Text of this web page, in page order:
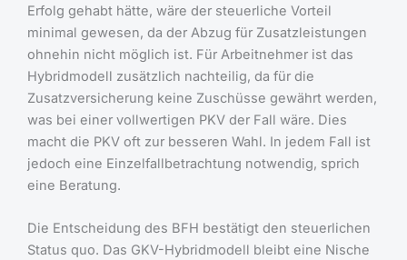
Erfolg gehabt hätte, wäre der steuerliche Vorteil
minimal gewesen, da der Abzug für Zusatzleistungen
ohnehin nicht möglich ist. Für Arbeitnehmer ist das
Hybridmodell zusätzlich nachteilig, da für die
Zusatzversicherung keine Zuschüsse gewährt werden,
was bei einer vollwertigen PKV der Fall wäre. Dies
macht die PKV oft zur besseren Wahl. In jedem Fall ist
jedoch eine Einzelfallbetrachtung notwendig, sprich
eine Beratung.
Die Entscheidung des BFH bestätigt den steuerlichen
Status quo. Das GKV-Hybridmodell bleibt eine Nische